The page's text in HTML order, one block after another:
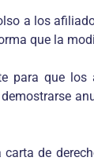
a los
que la
para que
de